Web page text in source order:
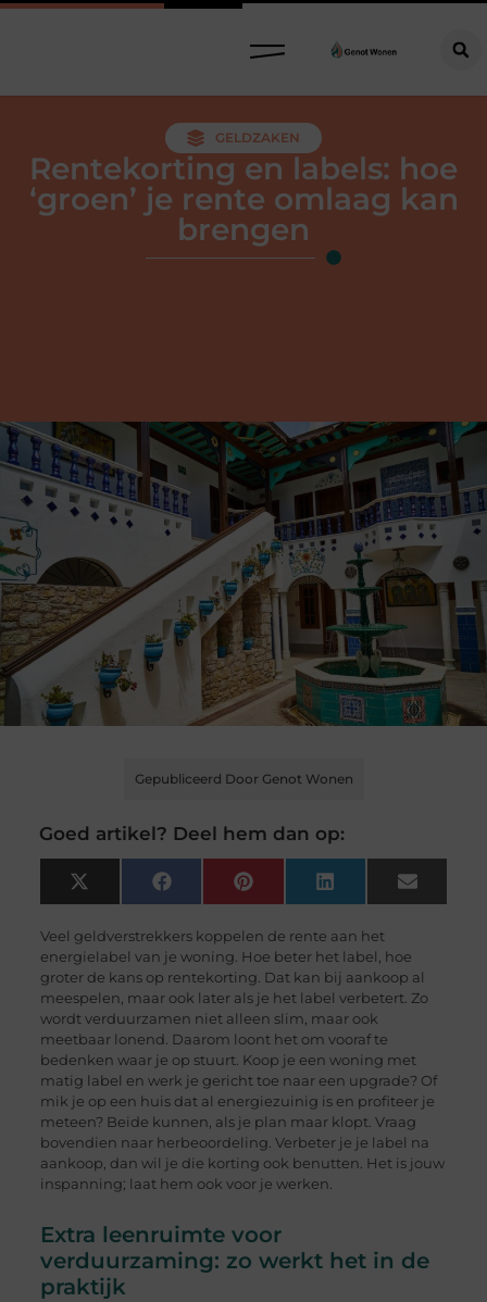
GELDZAKEN
Rentekorting en labels: hoe
‘groen’ je rente omlaag kan
brengen
Gepubliceerd Door Genot Wonen
Goed artikel? Deel hem dan op:
X
(Twitter)
FacebookPinterest LinkedIn Email
Veel geldverstrekkers koppelen de rente aan het
energielabel van je woning. Hoe beter het label, hoe
groter de kans op rentekorting. Dat kan bij aankoop al
meespelen, maar ook later als je het label verbetert. Zo
wordt verduurzamen niet alleen slim, maar ook
meetbaar lonend. Daarom loont het om vooraf te
bedenken waar je op stuurt. Koop je een woning met
matig label en werk je gericht toe naar een upgrade? Of
mik je op een huis dat al energiezuinig is en profiteer je
meteen? Beide kunnen, als je plan maar klopt. Vraag
bovendien naar herbeoordeling. Verbeter je je label na
aankoop, dan wil je die korting ook benutten. Het is jouw
inspanning; laat hem ook voor je werken.
Extra leenruimte voor
verduurzaming: zo werkt het in de
praktijk